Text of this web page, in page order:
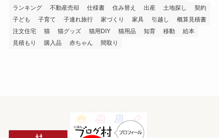
ランキング
不動産売却 仕様書 住み替え 出産 土地探し
契約
子ども
子育て 子連れ旅行 家づくり 家具 引越し
概算見積書
注文住宅
猫 猫グッズ 猫用DIY 猫用品 知育 移動
絵本
見積もり
購入品 赤ちゃん 間取り